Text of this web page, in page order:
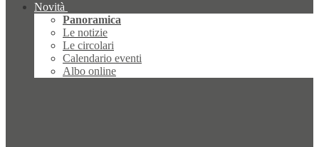
Novità
Panoramica
Le notizie
Le circolari
Calendario eventi
Albo online